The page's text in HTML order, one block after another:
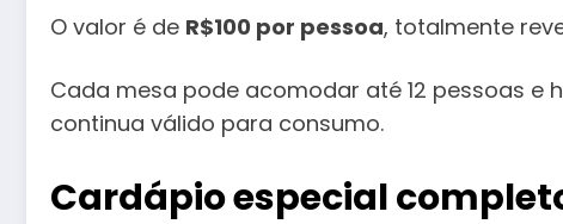
O valor é de R$100 por pessoa, totalmente
Cada mesa pode acomodar até 12 pessoas e
continua válido para consumo.
Cardápio especial